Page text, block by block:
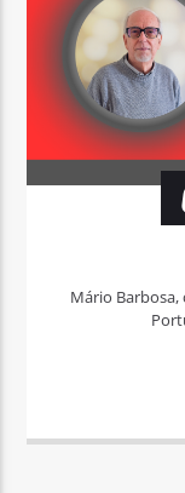
Mário